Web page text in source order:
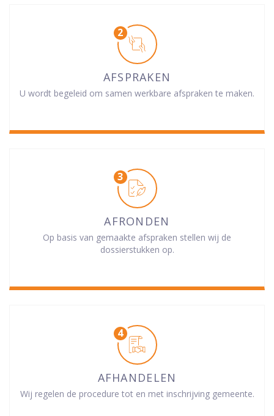
AFSPRAKEN
U wordt begeleid om samen werkbare afspraken te maken.
AFRONDEN
Op basis van gemaakte afspraken stellen wij de
dossierstukken op.
AFHANDELEN
Wij regelen de procedure tot en met inschrijving gemeente.